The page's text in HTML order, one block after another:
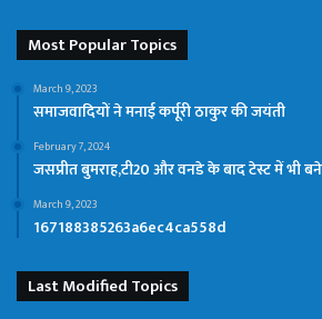
Most Popular Topics
March 9, 2023
समाजवादियों ने मनाई कर्पूरी ठाकुर की जयंती
February 7, 2024
जसप्रीत बुमराह,टी20 और वनडे के बाद टेस्ट में भी
March 9, 2023
167188385263a6ec4ca558d
Last Modified Topics